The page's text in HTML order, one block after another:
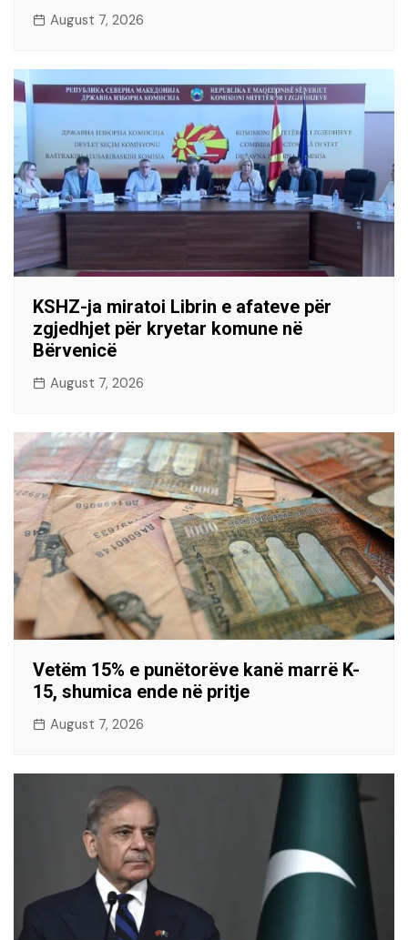
August 7, 2026
KSHZ-ja miratoi Librin e afateve për
zgjedhjet për kryetar komune në
Bërvenicë
August 7, 2026
Vetëm 15% e punëtorëve kanë marrë K-
15, shumica ende në pritje
August 7, 2026